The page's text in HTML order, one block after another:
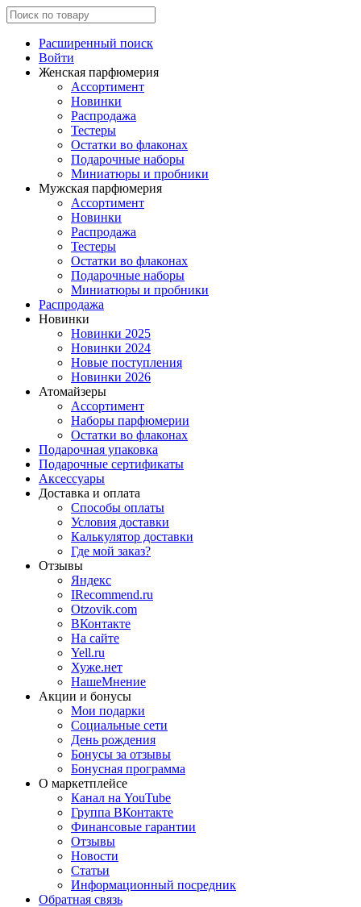
Расширенный поиск
Войти
Женская парфюмерия
Ассортимент
Новинки
Распродажа
Тестеры
Остатки во флаконах
Подарочные наборы
Миниатюры и пробники
Мужская парфюмерия
Ассортимент
Новинки
Распродажа
Тестеры
Остатки во флаконах
Подарочные наборы
Миниатюры и пробники
Распродажа
Новинки
Новинки 2025
Новинки 2024
Новые поступления
Новинки 2026
Атомайзеры
Ассортимент
Наборы парфюмерии
Остатки во флаконах
Подарочная упаковка
Подарочные сертификаты
Аксессуары
Доставка и оплата
Способы оплаты
Условия доставки
Калькулятор доставки
Где мой заказ?
Отзывы
Яндекс
IRecommend.ru
Otzovik.com
ВКонтакте
На сайте
Yell.ru
Хуже.нет
НашеМнение
Акции и бонусы
Мои подарки
Социальные сети
День рождения
Бонусы за отзывы
Бонусная программа
О маркетплейсе
Канал на YouTube
Группа ВКонтакте
Финансовые гарантии
Отзывы
Новости
Статьи
Информационный посредник
Обратная связь